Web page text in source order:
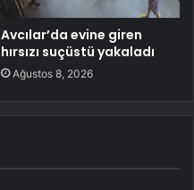
Avcılar’da evine giren
hırsızı suçüstü yakaladı
Ağustos 8, 2026